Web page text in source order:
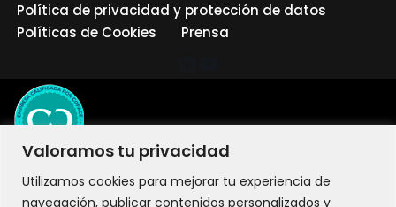
Valoramos tu privacidad
Utilizamos cookies para mejorar tu experiencia de
navegación, publicar contenidos personalizados y
Política de privacidad y protección de datos
Políticas de Cookies
Prensa